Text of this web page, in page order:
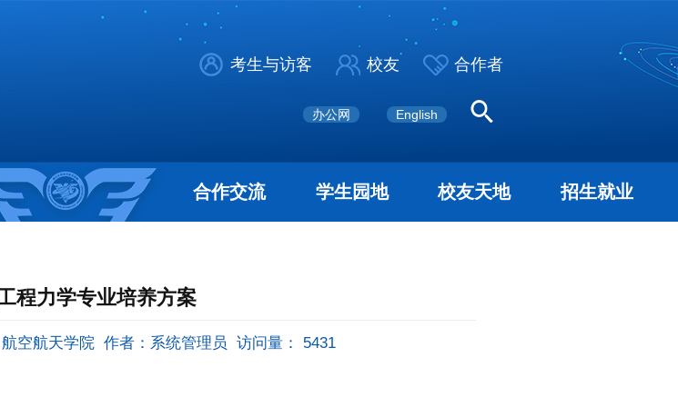
考生与访客 校友 合作者
办公网 English
合作交流 学生园地 校友天地 招生就业
程力学专业培养方案
空航天学院 作者：系统管理员 访问量： 5431